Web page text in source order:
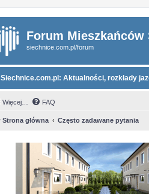
Forum Mieszkańców
siechnice.com.pl/forum
Siechnice.com.pl: Aktualności, rozkłady
Więcej… FAQ
Strona główna Często zadawane pytania